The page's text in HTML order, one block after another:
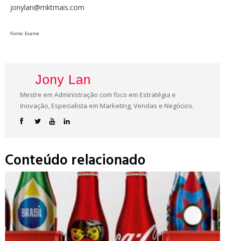
jonylan@mktmais.com
Fonte: Exame
Jony Lan
Mestre em Administração com foco em Estratégia e
Inovação, Especialista em Marketing, Vendas e Negócios.
Conteúdo relacionado